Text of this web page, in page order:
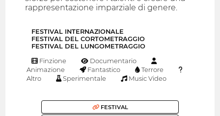
rappresentazione imparziale di genere.
FESTIVAL INTERNAZIONALE
FESTIVAL DEL CORTOMETRAGGIO
FESTIVAL DEL LUNGOMETRAGGIO
Finzione
Documentario
Animazione
Fantastico
Terrore
Altro
Sperimentale Music Video
FESTIVAL